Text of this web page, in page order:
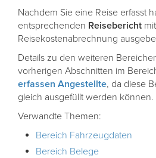
Nachdem Sie eine Reise erfasst
entsprechenden Reisebericht mit
Reisekostenabrechnung
Details zu den weiteren
vorherigen Abschnitten im
erfassen Angestellte, da diese
gleich ausgefüllt werden können.
Verwandte Themen:
Bereich Fahrzeugdaten
Bereich Belege